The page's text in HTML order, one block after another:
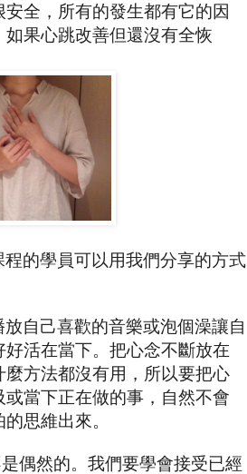
全，所有的發生都有它的因
果心跳改善但還沒有全恢
程的學員可以用我們分享的方式
自己喜歡的音樂或泡個澡讓自
活在當下。 把心念不斷放在
方法都沒有用，所以要把心
當下正在做的事，自然不會
思維出來。
偶然的。我們要學會接受已經